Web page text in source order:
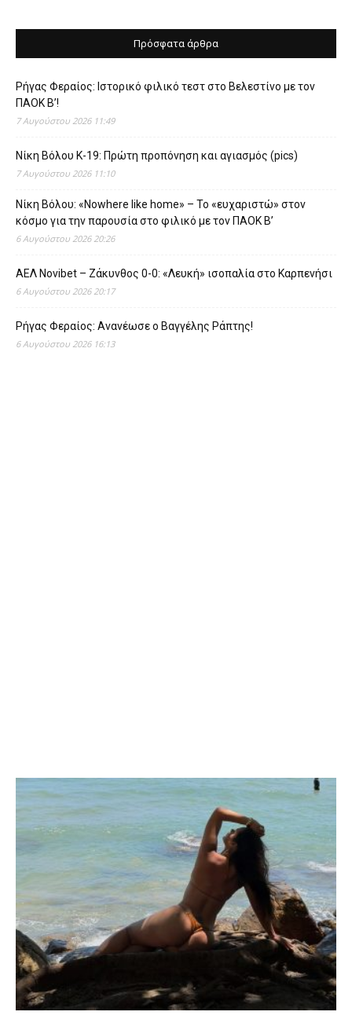
Πρόσφατα άρθρα
Ρήγας Φεραίος: Ιστορικό φιλικό τεστ στο Βελεστίνο με τον
ΠΑΟΚ Β’!
7 Αυγούστου 2026 11:49
Νίκη Βόλου Κ-19: Πρώτη προπόνηση και αγιασμός (pics)
7 Αυγούστου 2026 11:10
Νίκη Βόλου: «Nowhere like home» – Το «ευχαριστώ» στον
κόσμο για την παρουσία στο φιλικό με τον ΠΑΟΚ Β’
6 Αυγούστου 2026 20:26
ΑΕΛ Novibet – Ζάκυνθος 0-0: «Λευκή» ισοπαλία στο Καρπενήσι
6 Αυγούστου 2026 20:17
Ρήγας Φεραίος: Ανανέωσε ο Βαγγέλης Ράπτης!
6 Αυγούστου 2026 16:13